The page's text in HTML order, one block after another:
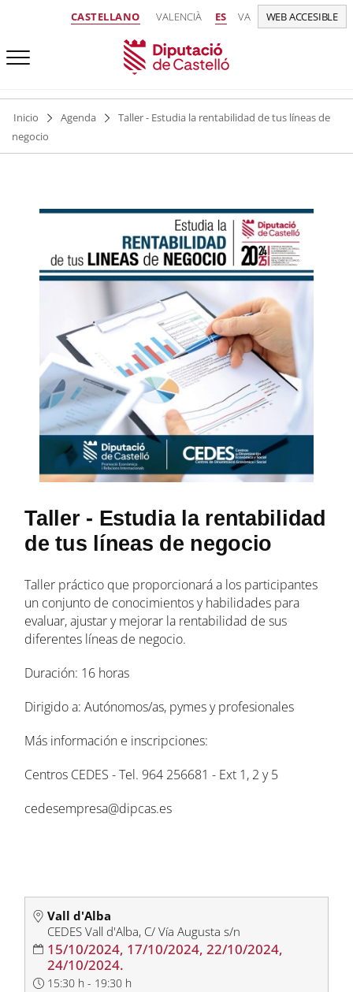
CASTELLANO VALENCIÀ ES VA WEB ACCESIBLE
Inicio Agenda
Taller - Estudia la rentabilidad de tus líneas de
negocio
Taller - Estudia la rentabilidad
de tus líneas de negocio
Taller práctico que proporcionará a los participantes
un conjunto de conocimientos y habilidades para
evaluar, ajustar y mejorar la rentabilidad de sus
diferentes líneas de negocio.
Duración: 16 horas
Dirigido a: Autónomos/as, pymes y profesionales
Más información e inscripciones:
Centros CEDES - Tel. 964 256681 - Ext 1, 2 y 5
cedesempresa@dipcas.es
Vall d'Alba
CEDES Vall d'Alba, C/ Vía Augusta s/n
15/10/2024, 17/10/2024, 22/10/2024,
24/10/2024.
15:30 h - 19:30 h